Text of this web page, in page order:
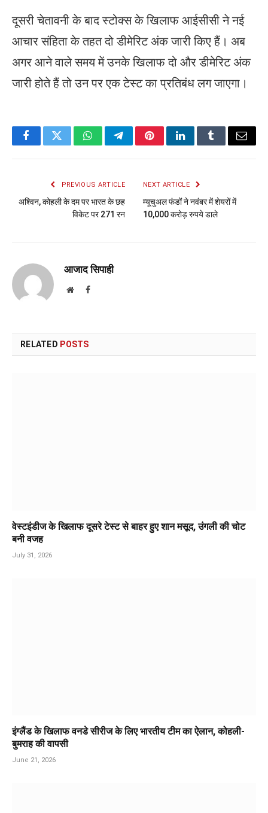
दूसरी चेतावनी के बाद स्टोक्स के खिलाफ आईसीसी ने नई
आचार संहिता के तहत दो डीमेरिट अंक जारी किए हैं। अब
अगर आने वाले समय में उनके खिलाफ दो और डीमेरिट अंक
जारी होते हैं तो उन पर एक टेस्ट का प्रतिबंध लग जाएगा।
FacebookTwitterWhatsAppTelegramPinterestLinkedInTumblrEmail
PREVIOUS ARTICLE
अश्विन, कोहली के दम पर भारत के छह
विकेट पर 271 रन
NEXT ARTICLE
म्यूचुअल फंडों ने नवंबर में शेयरों में
10,000 करोड़ रुपये डाले
आजाद सिपाही
WebsiteFacebook
RELATED POSTS
वेस्टइंडीज के खिलाफ दूसरे टेस्ट से बाहर हुए शान मसूद, उंगली की चोट
बनी वजह
July 31, 2026
इंग्लैंड के खिलाफ वनडे सीरीज के लिए भारतीय टीम का ऐलान, कोहली-
बुमराह की वापसी
June 21, 2026